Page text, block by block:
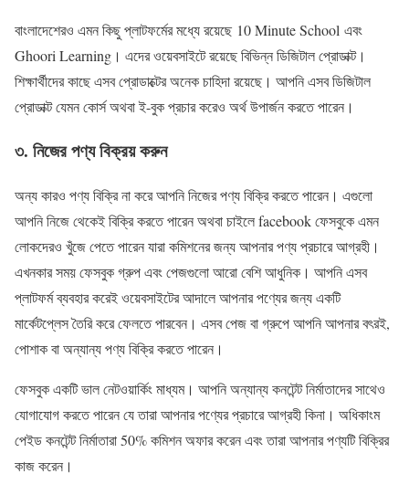
বাংলাদেশেরও এমন কিছু প্লাটফর্মের মধ্যে রয়েছে 10 Minute School এবং
Ghoori Learning। এদের ওয়েবসাইটে রয়েছে বিভিন্ন ডিজিটাল প্রোডাক্ট।
শিক্ষার্থীদের কাছে এসব প্রোডাক্টের অনেক চাহিদা রয়েছে। আপনি এসব ডিজিটাল
প্রোডাক্ট যেমন কোর্স অথবা ই-বুক প্রচার করেও অর্থ উপার্জন করতে পারেন।
৩. নিজের পণ্য বিক্রয় করুন
অন্য কারও পণ্য বিক্রি না করে আপনি নিজের পণ্য বিক্রি করতে পারেন। এগুলো
আপনি নিজে থেকেই বিক্রি করতে পারেন অথবা চাইলে facebook ফেসবুকে এমন
লোকদেরও খুঁজে পেতে পারেন যারা কমিশনের জন্য আপনার পণ্য প্রচারে আগ্রহী।
এখনকার সময় ফেসবুক গ্রুপ এবং পেজগুলো আরো বেশি আধুনিক। আপনি এসব
প্লাটফর্ম ব্যবহার করেই ওয়েবসাইটের আদালে আপনার পণ্যের জন্য একটি
মার্কেটপ্লেস তৈরি করে ফেলতে পারবেন। এসব পেজ বা গ্রুপে আপনি আপনার বৎরই,
পোশাক বা অন্যান্য পণ্য বিক্রি করতে পারেন।
ফেসবুক একটি ভাল নেটওয়ার্কিং মাধ্যম। আপনি অন্যান্য কনটেন্ট নির্মাতাদের সাথেও
যোগাযোগ করতে পারেন যে তারা আপনার পণ্যের প্রচারে আগ্রহী কিনা। অধিকাংম
পেইড কনটেন্ট নির্মাতারা 50% কমিশন অফার করেন এবং তারা আপনার পণ্যটি বিক্রির
কাজ করেন।